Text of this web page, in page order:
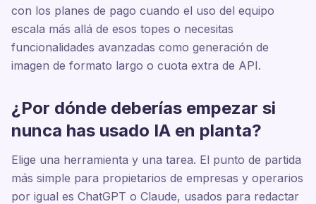
con los planes de pago cuando el uso del equipo
escala más allá de esos topes o necesitas
funcionalidades avanzadas como generación de
imagen de formato largo o cuota extra de API.
¿Por dónde deberías empezar si
nunca has usado IA en planta?
Elige una herramienta y una tarea. El punto de partida
más simple para propietarios de empresas y operarios
por igual es ChatGPT o Claude, usados para redactar